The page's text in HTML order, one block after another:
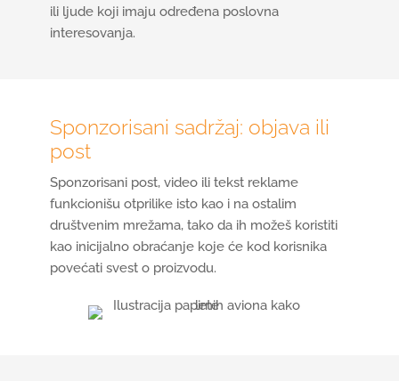
ili ljude koji imaju određena poslovna
interesovanja.
Sponzorisani sadržaj: objava ili
post
Sponzorisani post, video ili tekst reklame
funkcionišu otprilike isto kao i na ostalim
društvenim mrežama, tako da ih možeš koristiti
kao inicijalno obraćanje koje će kod korisnika
povećati svest o proizvodu.